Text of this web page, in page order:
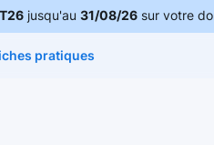
jusqu'au 31/08/26sur votre
pratiques